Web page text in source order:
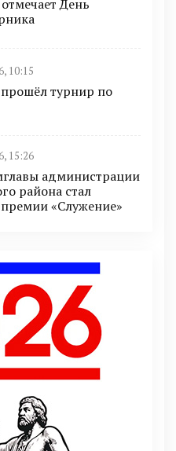
День
10:15
турнир по
15:26
администрации
района стал
«Служение»